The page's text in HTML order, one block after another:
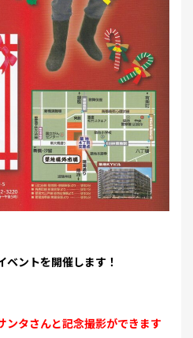
ントを開催します！
ンタさんと記念撮影ができます